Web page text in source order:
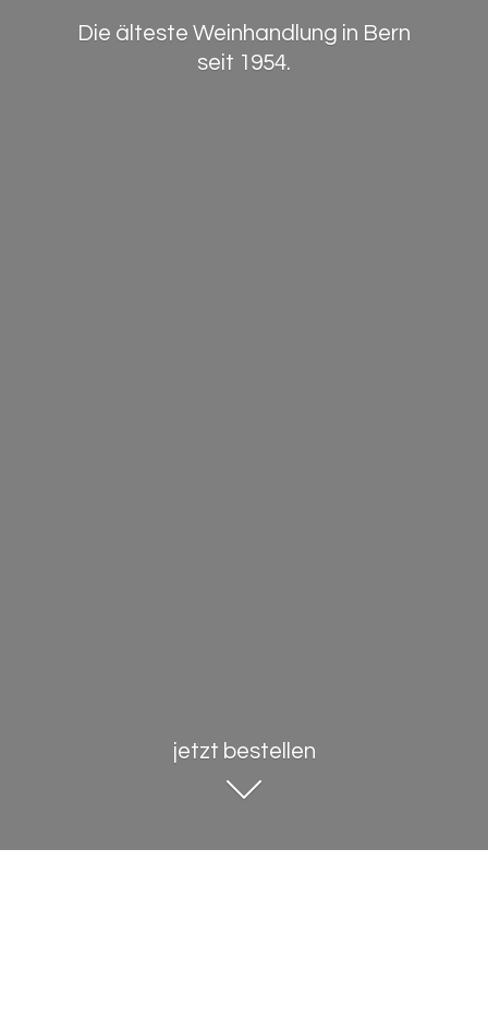
Die älteste Weinhandlung in Bern
seit 1954.
jetzt bestellen